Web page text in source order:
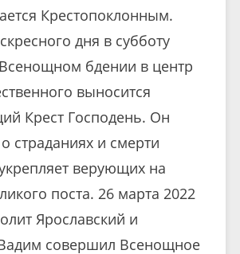
Крестопоклонным.
дня в субботу
бдении в центр
выносится
Крест Господень. Он
страданиях и смерти
верующих на
поста. 26 марта 2022
Ярославский и
совершил Всенощное